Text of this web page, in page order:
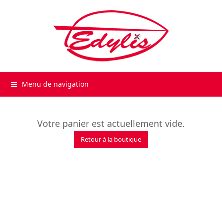
Menu de navigation
Votre panier est actuellement vide.
Retour à la boutique